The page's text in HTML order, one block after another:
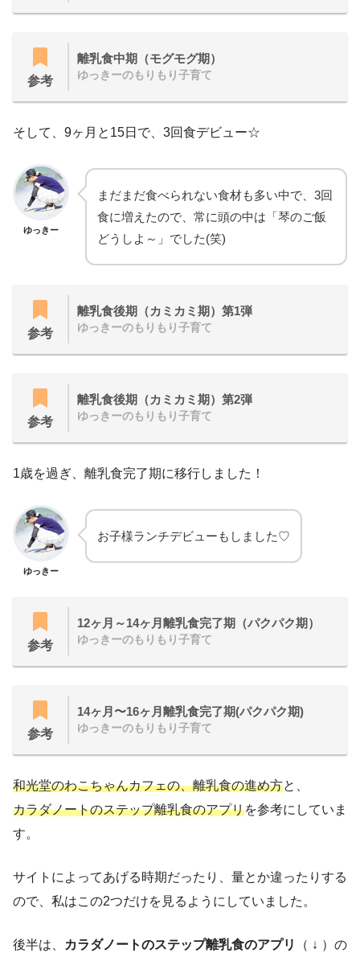
参考
離乳食中期（モグモグ期）
ゆっきーのもりもり子育て
そして、9ヶ月と15日で、3回食デビュー☆
ゆっきー
まだまだ食べられない食材も多い中で、3回
食に増えたので、常に頭の中は「琴のご飯
どうしよ～」でした(笑)
参考
離乳食後期（カミカミ期）第1弾
ゆっきーのもりもり子育て
参考
離乳食後期（カミカミ期）第2弾
ゆっきーのもりもり子育て
1歳を過ぎ、離乳食完了期に移行しました！
ゆっきー
お子様ランチデビューもしました♡
参考
12ヶ月～14ヶ月離乳食完了期（パクパク期）
ゆっきーのもりもり子育て
参考
14ヶ月〜16ヶ月離乳食完了期(パクパク期)
ゆっきーのもりもり子育て
和光堂のわこちゃんカフェの、離乳食の進め方と、
カラダノートのステップ離乳食のアプリを参考にしていま
す。
サイトによってあげる時期だったり、量とか違ったりする
ので、私はこの2つだけを見るようにしていました。
後半は、 カラダノートのステップ離乳食のアプリ （ ↓ ）の